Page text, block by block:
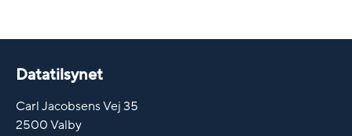
Datatilsynet
Carl Jacobsens Vej 35
2500 Valby